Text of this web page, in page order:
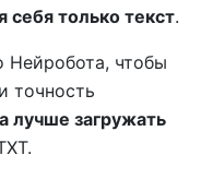
себя только текст.
Нейробота, чтобы
точность
лучше загружать